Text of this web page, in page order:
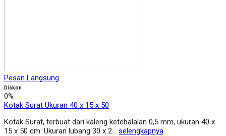
Pesan Langsung
Diskon
0%
Kotak Surat Ukuran 40 x 15 x 50
Kotak Surat, terbuat dari kaleng ketebalalan 0,5 mm, ukuran 40 x
15 x 50 cm. Ukuran lubang 30 x 2… selengkapnya